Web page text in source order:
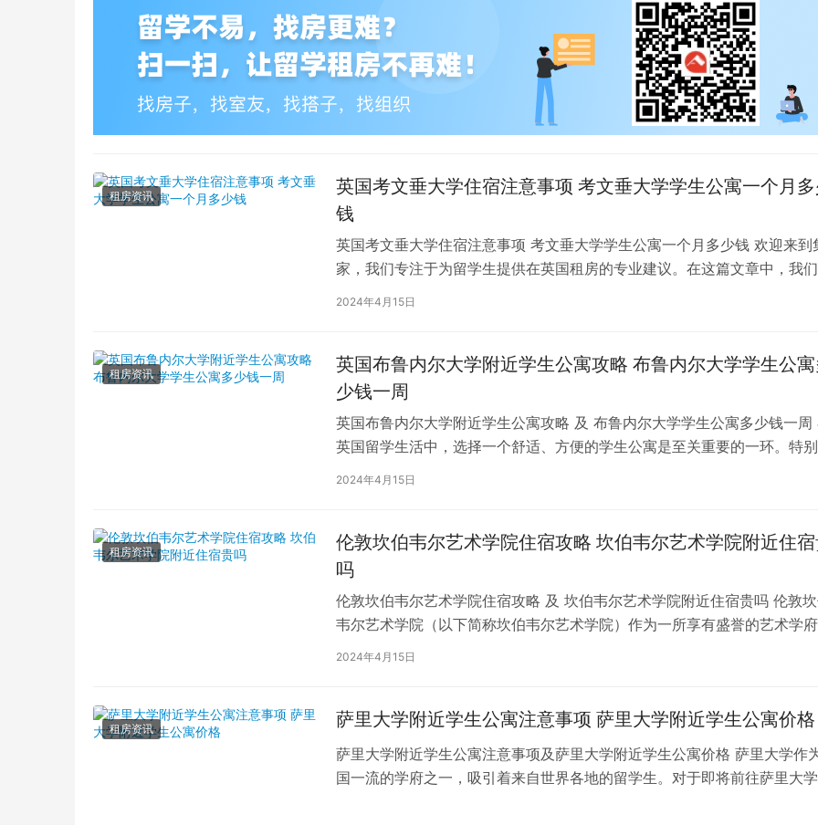
租房资讯
英国考文垂大学住宿注意事项 考文垂大学学生公寓一个月
钱
英国考文垂大学住宿注意事项 考文垂大学学生公寓一个月多少钱 欢迎来到
家，我们专注于为留学生提供在英国租房的专业建议。在这篇文章中，我们
深入探讨英国考文垂大学住宿的注意事项，以…
2024年4月15日
租房资讯
英国布鲁内尔大学附近学生公寓攻略 布鲁内尔大学学生公寓
少钱一周
英国布鲁内尔大学附近学生公寓攻略 及 布鲁内尔大学学生公寓多少钱一周
英国留学生活中，选择一个舒适、方便的学生公寓是至关重要的一环。特别
2024年4月15日
租房资讯
伦敦坎伯韦尔艺术学院住宿攻略 坎伯韦尔艺术学院附近住
吗
伦敦坎伯韦尔艺术学院住宿攻略 及 坎伯韦尔艺术学院附近住宿贵吗 伦敦
韦尔艺术学院（以下简称坎伯韦尔艺术学院）作为一所享有盛誉的艺术学府
吸引了全球各地的学子前来学习。而对于即将…
2024年4月15日
租房资讯 萨里大学附近学生公寓注意事项 萨里大学附近学生公寓价格
萨里大学附近学生公寓注意事项及萨里大学附近学生公寓价格 萨里大学作
国一流的学府之一，吸引着来自世界各地的留学生。对于即将前往萨里大学